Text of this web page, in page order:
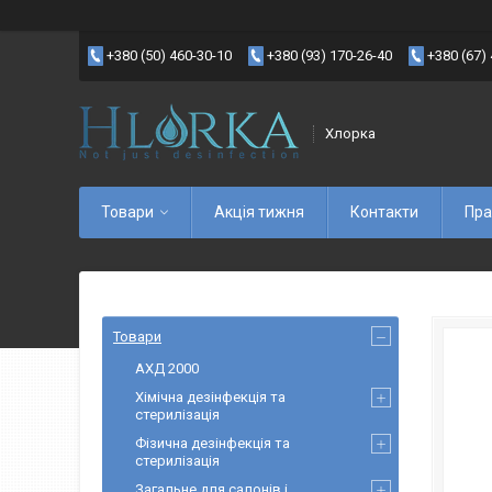
+380 (50) 460-30-10 +380 (93) 170-26-40 +380 (67)
Хлорка
Товари Акція тижня Контакти
Товари
АХД 2000
Хімічна дезінфекція та
стерилізація
Фізична дезінфекція та
стерилізація